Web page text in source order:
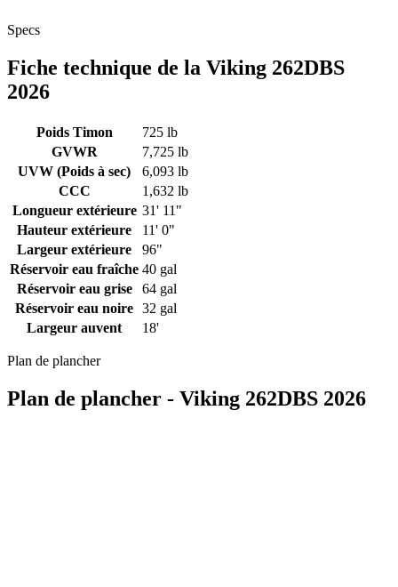
Specs
Fiche technique de la Viking 262DBS
2026
Poids Timon
725 lb
GVWR
7,725 lb
UVW (Poids à sec)
6,093 lb
CCC
1,632 lb
Longueur extérieure 31' 11"
Hauteur extérieure
11' 0"
Largeur extérieure
96"
Réservoir eau fraîche 40 gal
Réservoir eau grise
64 gal
Réservoir eau noire 32 gal
Largeur auvent
18'
Plan de plancher
Plan de plancher - Viking 262DBS 2026